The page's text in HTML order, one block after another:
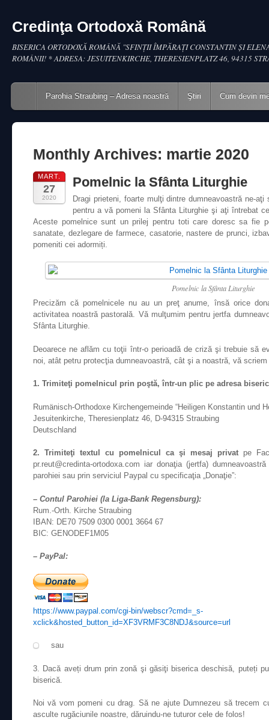
Credinţa Ortodoxă Română
BISERICA ORTODOXĂ ROMÂNĂ "SFINŢII ÎMPĂRAŢI CONSTANTIN ŞI
ROMÂNII! * ADRESA: JESUITENKIRCHE, THERESIENPLATZ 46, 94315
Main menu
Skip to content
Parohia Straubing – Adresa noastră Ştiri Cum devin
Monthly Archives: martie 2020
MART.
27
2020
Pomelnic la Sfânta Liturghie
Dragi prieteni, foarte mulţi dintre dumneavoastră ne-
pentru a vă pomeni la Sfânta Liturghie şi aţi întrebat
Aceste pomelnice sunt un prilej pentru toti care doresc sa fie
sanatate, dezlegare de farmece, casatorie, nastere de prunci,
pomeniti cei adormiți.
Pomelnic la Sfânta Liturghie
Precizăm că pomelnicele nu au un preţ anume, însă orice
activitatea noastră pastorală. Vă mulţumim pentru jertfa
Sfânta Liturghie.
Deoarece ne aflăm cu toţii într-o perioadă de criză şi trebuie să
noi, atât petru protecţia dumneavoastră, cât şi a noastră, vă
1. Trimiteţi pomelnicul prin poştă, într-un plic pe adresa
Rumänisch-Orthodoxe Kirchengemeinde “Heiligen Konstantin und
Jesuitenkirche, Theresienplatz 46, D-94315 Straubing
Deutschland
2. Trimiteţi textul cu pomelnicul ca şi mesaj privat pe
pr.reut@credinta-ortodoxa.com iar donaţia (jertfa)
parohiei sau prin serviciul Paypal cu specificaţia „Donaţie”:
– Contul Parohiei (la Liga-Bank Regensburg):
Rum.-Orth. Kirche Straubing
IBAN: DE70 7509 0300 0001 3664 67
BIC: GENODEF1M05
– PayPal:
https://www.paypal.com/cgi-bin/webscr?cmd=_s-
xclick&hosted_button_id=XF3VRMF3C8NDJ&source=url
sau
3. Dacă aveți drum prin zonă şi găsiţi biserica deschisă, puteți
biserică.
Noi vă vom pomeni cu drag. Să ne ajute Dumnezeu să trecem
asculte rugăciunile noastre, dăruindu-ne tuturor cele de folos!